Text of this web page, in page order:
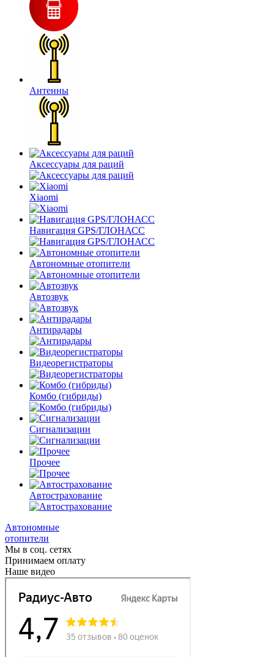
Антенны
Аксессуары для раций
Xiaomi
Навигация GPS/ГЛОНАСС
Автономные отопители
Автозвук
Антирадары
Видеорегистраторы
Комбо (гибриды)
Сигнализации
Прочее
Автострахование
Автономные
отопители
Мы в соц. сетях
Принимаем оплату
Наше видео